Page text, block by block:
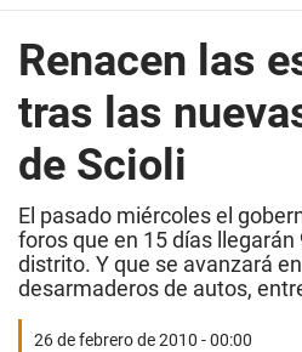
Renacen las
tras las
de Scioli
El pasado miércoles el
foros que en 15 días llegarán
distrito. Y que se avanzará
desarmaderos de autos,
26 de febrero de 2010 - 00:00